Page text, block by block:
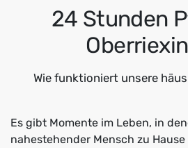
24 Stunden
Wie funktioniert unsere
Es gibt Momente im Leben, in
nahestehender Mensch zu